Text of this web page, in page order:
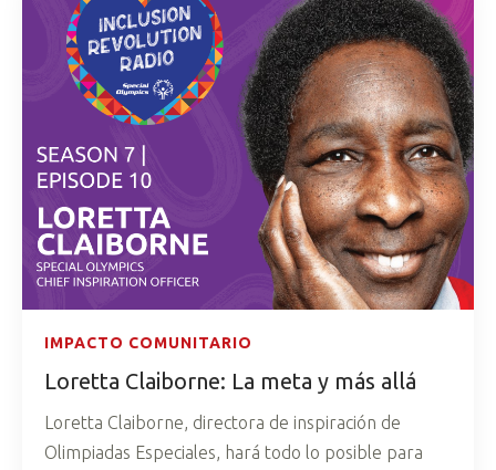
IMPACTO COMUNITARIO
Loretta Claiborne: La meta y más allá
Loretta Claiborne, directora de inspiración de
Olimpiadas Especiales, hará todo lo posible para